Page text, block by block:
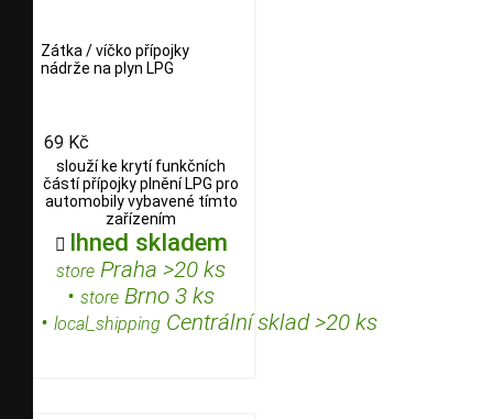
Zátka / víčko přípojky
nádrže na plyn LPG
69 Kč
slouží ke krytí funkčních
částí přípojky plnění LPG pro
automobily vybavené tímto
zařízením
 Ihned skladem
store Praha >20 ks
• store Brno 3 ks
• local_shipping Centrální sklad >20 ks